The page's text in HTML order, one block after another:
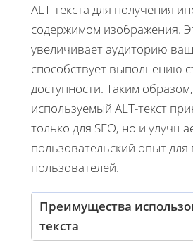
ALT-текста для получения
содержимом изображения.
увеличивает аудиторию
способствует выполнению
доступности. Таким
используемый ALT-текст
только для SEO, но и
пользовательский опыт для
пользователей.
Преимущества
текста